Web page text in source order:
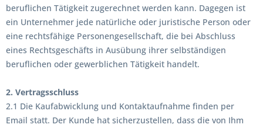
beruflichen Tätigkeit zugerechnet werden kann. Dagegen ist
ein Unternehmer jede natürliche oder juristische Person oder
eine rechtsfähige Personengesellschaft, die bei Abschluss
eines Rechtsgeschäfts in Ausübung ihrer selbständigen
beruflichen oder gewerblichen Tätigkeit handelt.
2. Vertragsschluss
2.1 Die Kaufabwicklung und Kontaktaufnahme finden per
Email statt. Der Kunde hat sicherzustellen, dass die von Ihm